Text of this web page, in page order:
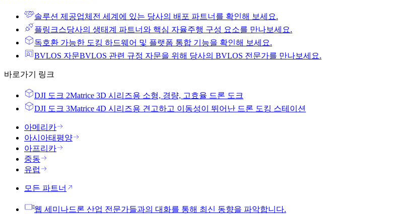
솔루션 제공업체 전 세계에 있는 당사의 배포 파트너를 확인해 보세요.
플링크스당사의 생태계 파트너와 핵심 자율주행 구성 요소를 만나보세요.
독호환 가능한 도킹 하드웨어 및 플랫폼 통합 기능을 확인해 보세요.
BVLOS 자문BVLOS 관련 규정 자문을 위해 당사의 BVLOS 전문가를 만나보세요.
바로가기 링크
DJI 도크 2Matrice 3D 시리즈용 소형, 경량, 고효율 드론 도크
DJI 도크 3Matrice 4D 시리즈용 견고하고 이동성이 뛰어난 드론 도킹 스테이션
아메리카
아시아태평양
아프리카
중동
유럽
모든 파트너
웹 세미나드론 산업 전문가들과의 대화를 통해 최신 동향을 파악합니다.